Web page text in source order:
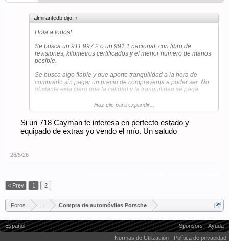
almirantedb dijo: ↑
Hola a todos!
Se busca un 911 997.2 o un 991.1 nacional, con libro de
revisiones, kilometros certificados y el menor numero de manos
posible.
Se busca algo fiable y que aporte tranquilidad a la hora de
comprarlo sin pagar un precio de compraventa a poder ser. No
obstante esta claro que la calidad y la tranquilidad se paga.
Haz clic para expandir...
Si un 718 Cayman te interesa en perfecto estado y
equipado de extras yo vendo el mío. Un saludo
26/5/26
< Prev
1 2
Foros Compra de automóviles Porsche
Español Sponsors
Ayuda
Normas de Utilización
Política de privacidad